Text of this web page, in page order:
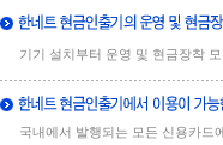
기기 설치부터 운영 및 현금장착
국내에서 발행되는 모든 신용카드